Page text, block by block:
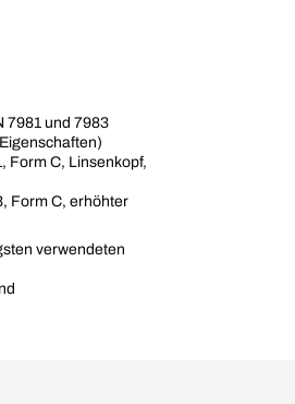
7981 und 7983
Form C, Linsenkopf,
Form C, erhöhter
verwendeten